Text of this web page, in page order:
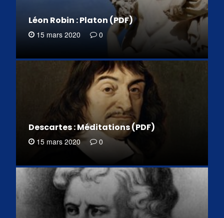
Léon Robin : Platon (PDF)
15 mars 2020 0
Descartes : Méditations (PDF)
15 mars 2020 0